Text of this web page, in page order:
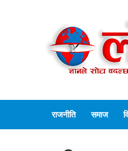
राजनीति समाज